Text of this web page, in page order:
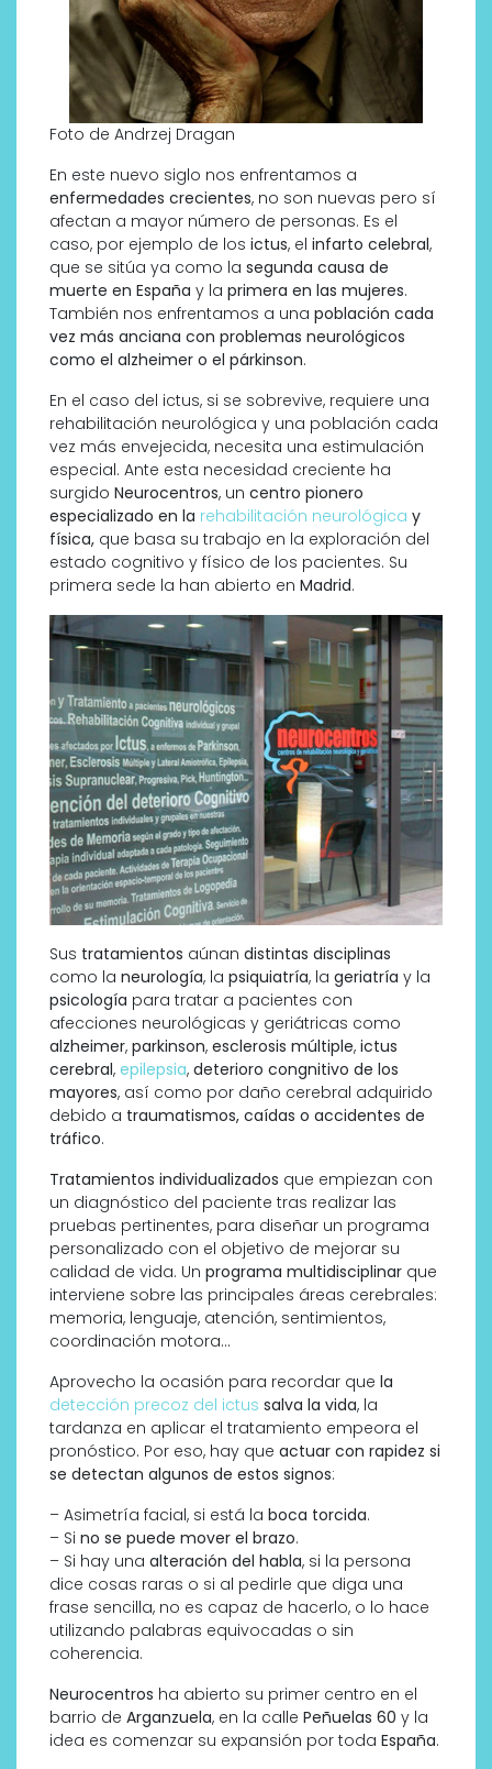
Foto de Andrzej Dragan
En este nuevo siglo nos enfrentamos a
enfermedades crecientes, no son nuevas pero sí
afectan a mayor número de personas. Es el
caso, por ejemplo de los ictus, el infarto celebral,
que se sitúa ya como la segunda causa de
muerte en España y la primera en las mujeres.
También nos enfrentamos a una población cada
vez más anciana con problemas neurológicos
como el alzheimer o el párkinson.
En el caso del ictus, si se sobrevive, requiere una
rehabilitación neurológica y una población cada
vez más envejecida, necesita una estimulación
especial. Ante esta necesidad creciente ha
surgido Neurocentros, un centro pionero
especializado en la rehabilitación neurológica y
física, que basa su trabajo en la exploración del
estado cognitivo y físico de los pacientes. Su
primera sede la han abierto en Madrid.
Sus tratamientos aúnan distintas disciplinas
como la neurología, la psiquiatría, la geriatría y la
psicología para tratar a pacientes con
afecciones neurológicas y geriátricas como
alzheimer, parkinson, esclerosis múltiple, ictus
cerebral, epilepsia, deterioro congnitivo de los
mayores, así como por daño cerebral adquirido
debido a traumatismos, caídas o accidentes de
tráfico.
Tratamientos individualizados que empiezan con
un diagnóstico del paciente tras realizar las
pruebas pertinentes, para diseñar un programa
personalizado con el objetivo de mejorar su
calidad de vida. Un programa multidisciplinar que
interviene sobre las principales áreas cerebrales:
memoria, lenguaje, atención, sentimientos,
coordinación motora…
Aprovecho la ocasión para recordar que la
detección precoz del ictus salva la vida, la
tardanza en aplicar el tratamiento empeora el
pronóstico. Por eso, hay que actuar con rapidez si
se detectan algunos de estos signos:
– Asimetría facial, si está la boca torcida.
– Si no se puede mover el brazo.
– Si hay una alteración del habla, si la persona
dice cosas raras o si al pedirle que diga una
frase sencilla, no es capaz de hacerlo, o lo hace
utilizando palabras equivocadas o sin
coherencia.
Neurocentros ha abierto su primer centro en el
barrio de Arganzuela, en la calle Peñuelas 60 y la
idea es comenzar su expansión por toda España.